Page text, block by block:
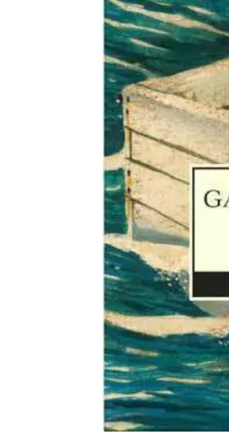
Formato:LIBROS
Editorial:Debols!llo
Encuadernación:Tapa Blanda
Idioma:Español
ISBN:9789871138036
Páginas:160
Dimensiones:18.9 x 12.5 cm